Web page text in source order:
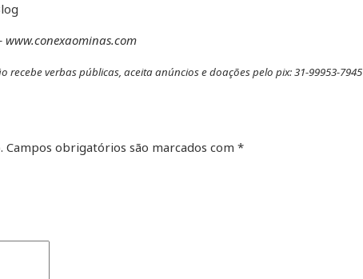
recebe verbas públicas, aceita anúncios e doações pelo pix: 31-99953-7945
Campos obrigatórios são marcados com *